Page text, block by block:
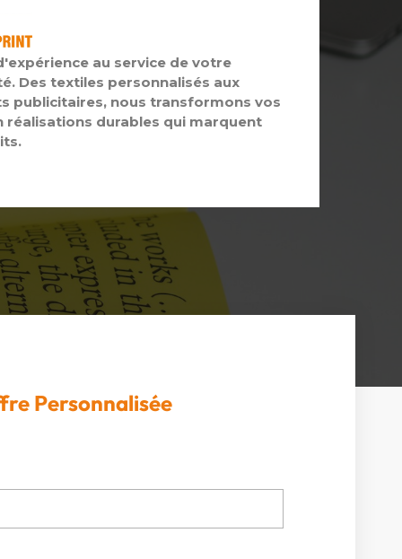
au service de votre
Des textiles personnalisés aux
publicitaires, nous transformons vos
réalisations durables qui marquent
Personnalisée